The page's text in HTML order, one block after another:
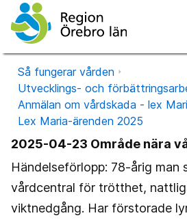
Så fungerar vården
Utvecklings- och
Anmälan om vårdskada - lex
Lex Maria-ärenden 2025
2025-04-23 Område nära
Händelseförlopp: 78-årig man
vårdcentral för trötthet,
viktnedgång. Har förstorade